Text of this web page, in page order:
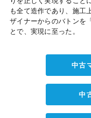
も全て造作であり、施工
ザイナーからのバトンを
とで、実現に至った。
中古
中